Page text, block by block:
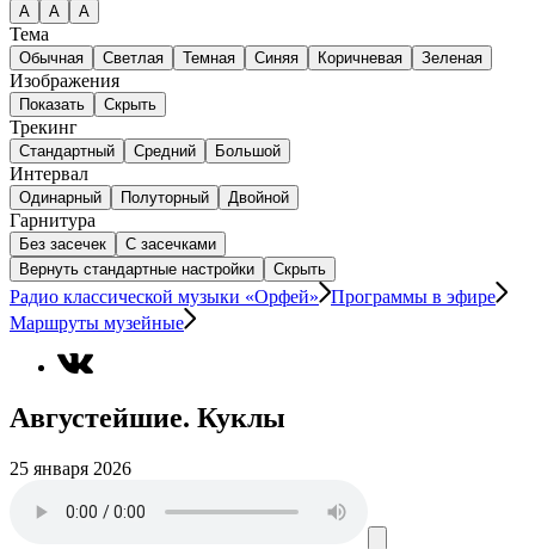
А A A
Тема
Обычная Светлая Темная Синяя Коричневая Зеленая
Изображения
Показать Скрыть
Трекинг
Стандартный Средний Большой
Интервал
Одинарный Полуторный Двойной
Гарнитура
Без засечек
С засечками
Вернуть стандартные настройки
Скрыть
Радио классической музыки «Орфей»
Программы в эфире
Маршруты музейные
Августейшие. Куклы
25 января 2026